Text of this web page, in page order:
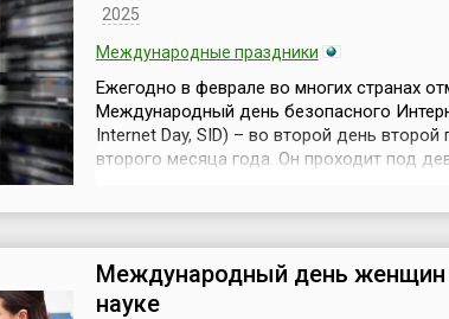
2025
Международные праздники
Ежегодно в феврале во многих странах
Международный день безопасного
Internet Day, SID) – во второй день второй
второго месяца года. Он проходит под
сфере защиты п...
Международный день женщин
науке